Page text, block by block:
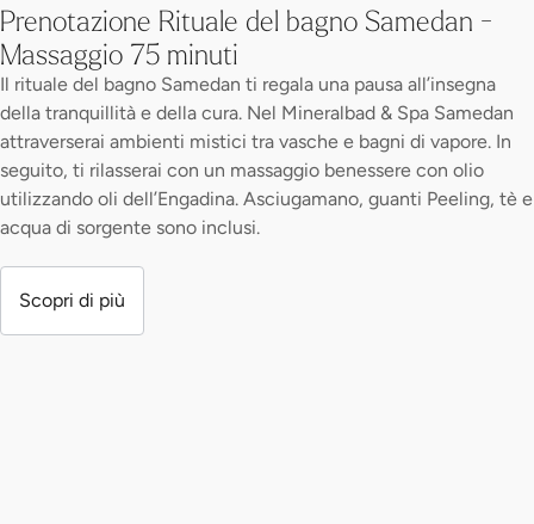
Prenotazione Rituale del bagno Samedan -
Massaggio 75 minuti
Il rituale del bagno Samedan ti regala una pausa all’insegna
della tranquillità e della cura. Nel Mineralbad & Spa Samedan
attraverserai ambienti mistici tra vasche e bagni di vapore. In
seguito, ti rilasserai con un massaggio benessere con olio
utilizzando oli dell’Engadina. Asciugamano, guanti Peeling, tè e
acqua di sorgente sono inclusi.
Scopri di più